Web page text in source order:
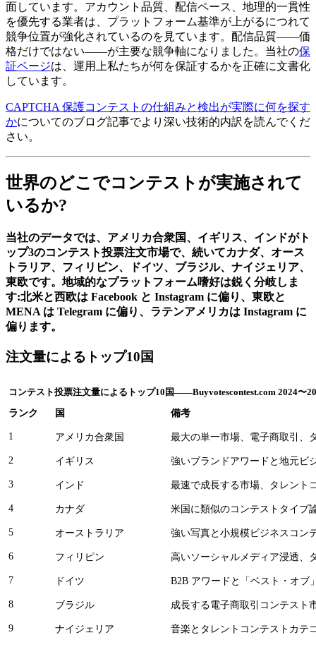
面しています。アカウント品質、配信ペース、地理的一貫性
を優先する業者は、プラットフォーム基準が上がるにつれて
競争位置が強化されているのを見ています。配信品質――価
格だけではない――が主要な競争軸になりました。当社の保
証ページは、運用上私たちが何を保証するかを正確に文書化
しています。
CAPTCHA 保護コンテストの仕組みと検出が実際に何を探す
かについてのブログ記事でより深い技術的内訳を読んでくだ
さい。
世界のどこでコンテストが実施されて
いるか?
当社のデータでは、アメリカ合衆国、イギリス、インドがト
ップ3のコンテスト投票注文市場で、続いてカナダ、オース
トラリア、フィリピン、ドイツ、ブラジル、ナイジェリア、
東欧です。地域的なプラットフォーム嗜好は鋭く分岐しま
す:北米と西欧は Facebook と Instagram に偏り、東欧と
MENA は Telegram に偏り、ラテンアメリカは Instagram に
偏ります。
注文量によるトップ10国
コンテスト投票注文量によるトップ10国――Buyvotescontest.com 2024〜
ランク 国 備考
1 アメリカ合衆国 最大の単一市場、電子商取引、
2 イギリス 強いブランドアワードと地元ビ
3 インド 最速で成長する市場、タレント
4 カナダ 米国に類似のコンテストタイプ
5 オーストラリア 強い写真と小規模ビジネスコン
6 フィリピン 高いソーシャルメディア浸透、
7 ドイツ B2B アワードと「ベスト・オブ
8 ブラジル 成長する電子商取引コンテスト
9 ナイジェリア 音楽とタレントコンテストカテ